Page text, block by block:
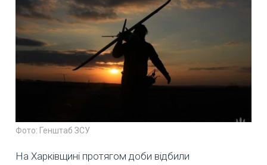
Фото: Генштаб ЗСУ
На Харківщині протягом доби відбили